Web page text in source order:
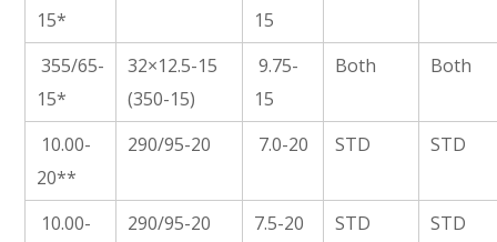
15*
15
355/65-
15*
32×12.5-15
(350-15)
9.75-
15
Both Both
10.00-
20**
290/95-20 7.0-20 STD STD
10.00-
290/95-20 7.5-20 STD STD